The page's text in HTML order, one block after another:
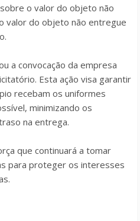
o valor do objeto não
valor do objeto não entregue
a convocação da empresa
Esta ação visa garantir
recebam os uniformes
minimizando os
na entrega.
que continuará a tomar
para proteger os interesses